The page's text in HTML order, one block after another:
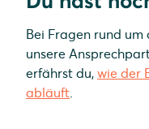
Bei Fragen rund
unsere
erfährst du, wie der
abläuft